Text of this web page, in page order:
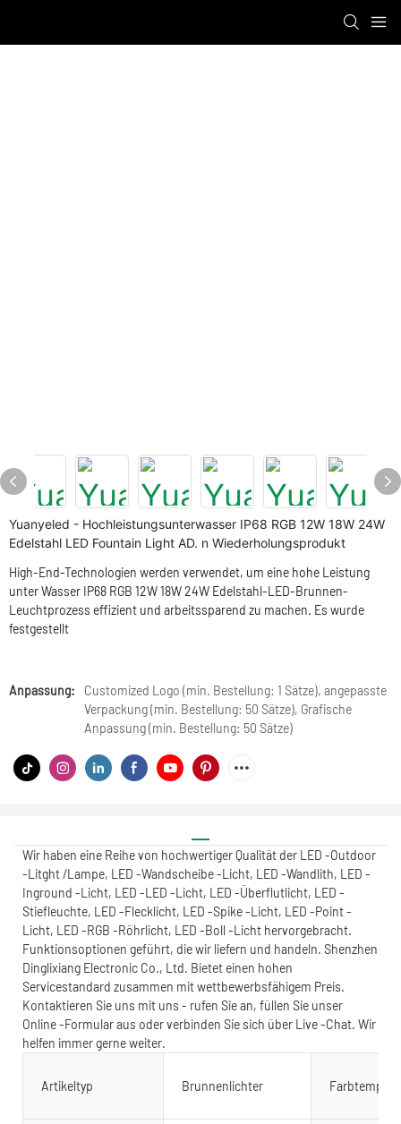
Yuanyeled - Hochleistungsunterwasser IP68 RGB 12W 18W 24W
Edelstahl LED Fountain Light AD. n Wiederholungsprodukt
High-End-Technologien werden verwendet, um eine hohe Leistung
unter Wasser IP68 RGB 12W 18W 24W Edelstahl-LED-Brunnen-
Leuchtprozess effizient und arbeitssparend zu machen. Es wurde
festgestellt
Anpassung:
Customized Logo (min. Bestellung: 1 Sätze), angepasste
Verpackung (min. Bestellung: 50 Sätze), Grafische
Anpassung (min. Bestellung: 50 Sätze)
Wir haben eine Reihe von hochwertiger Qualität der LED -Outdoor
-Litght /Lampe, LED -Wandscheibe -Licht, LED -Wandlith, LED -
Inground -Licht, LED -LED -Licht, LED -Überflutlicht, LED -
Stiefleuchte, LED -Flecklicht, LED -Spike -Licht, LED -Point -
Licht, LED -RGB -Röhrlicht, LED -Boll -Licht hervorgebracht.
Funktionsoptionen geführt, die wir liefern und handeln. Shenzhen
Dinglixiang Electronic Co., Ltd. Bietet einen hohen
Servicestandard zusammen mit wettbewerbsfähigem Preis.
Kontaktieren Sie uns mit uns - rufen Sie an, füllen Sie unser
Online -Formular aus oder verbinden Sie sich über Live -Chat. Wir
helfen immer gerne weiter.
Artikeltyp Brunnenlichter